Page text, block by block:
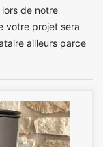
de notre
votre projet sera
ailleurs parce